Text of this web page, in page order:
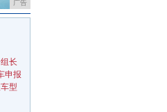
广告
长
申报
型